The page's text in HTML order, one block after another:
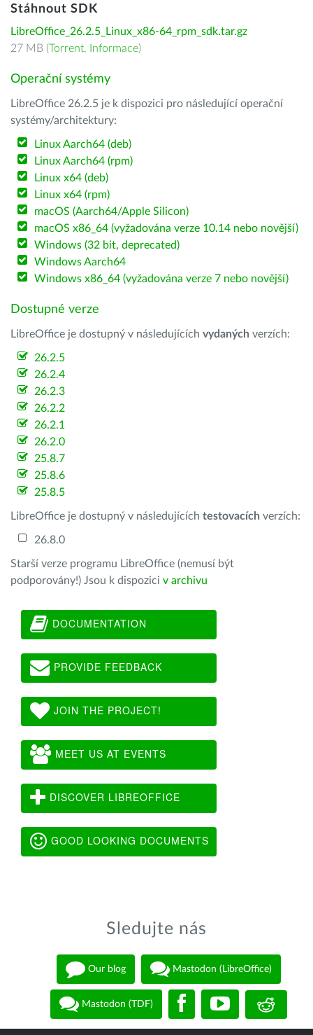
Stáhnout SDK
LibreOffice_26.2.5_Linux_x86-64_rpm_sdk.tar.gz
27 MB (Torrent, Informace)
Operační systémy
LibreOffice 26.2.5 je k dispozici pro následující operační
systémy/architektury:
Linux Aarch64 (deb)
Linux Aarch64 (rpm)
Linux x64 (deb)
Linux x64 (rpm)
macOS (Aarch64/Apple Silicon)
macOS x86_64 (vyžadována verze 10.14 nebo novější)
Windows (32 bit, deprecated)
Windows Aarch64
Windows x86_64 (vyžadována verze 7 nebo novější)
Dostupné verze
LibreOffice je dostupný v následujících vydaných verzích:
26.2.5
26.2.4
26.2.3
26.2.2
26.2.1
26.2.0
25.8.7
25.8.6
25.8.5
LibreOffice je dostupný v následujících testovacích verzích:
26.8.0
Starší verze programu LibreOffice (nemusí být
podporovány!) Jsou k dispozici v archivu
DOCUMENTATION
PROVIDE FEEDBACK
JOIN THE PROJECT!
MEET US AT EVENTS
DISCOVER LIBREOFFICE
GOOD LOOKING DOCUMENTS
Sledujte nás
Our blog Mastodon (LibreOffice)
Mastodon (TDF)